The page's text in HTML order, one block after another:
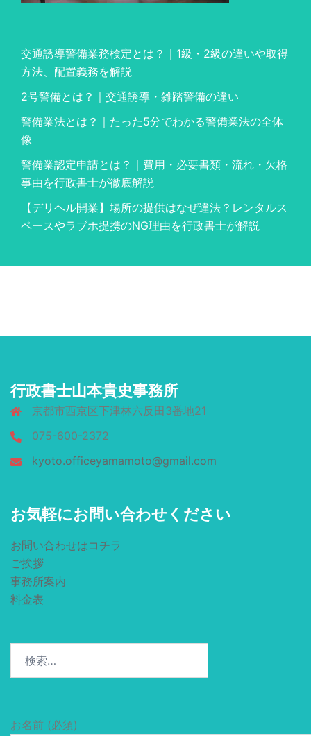
交通誘導警備業務検定とは？｜1級・2級の違いや取得
方法、配置義務を解説
2号警備とは？｜交通誘導・雑踏警備の違い
警備業法とは？｜たった5分でわかる警備業法の全体
像
警備業認定申請とは？｜費用・必要書類・流れ・欠格
事由を行政書士が徹底解説
【デリヘル開業】場所の提供はなぜ違法？レンタルス
ペースやラブホ提携のNG理由を行政書士が解説
行政書士山本貴史事務所
京都市西京区下津林六反田3番地21
075-600-2372
kyoto.officeyamamoto@gmail.com
お気軽にお問い合わせください
お問い合わせはコチラ
ご挨拶
事務所案内
料金表
お名前 (必須)